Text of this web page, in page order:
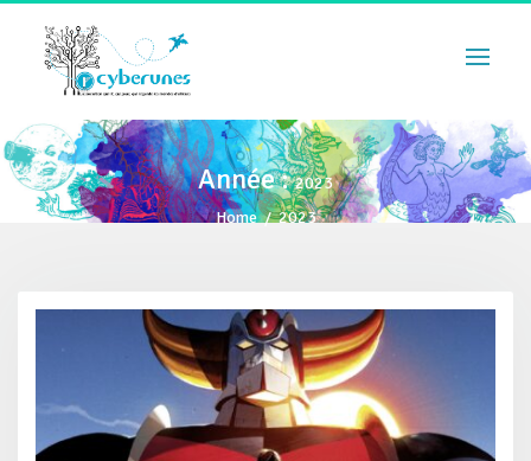
Année :2023
Home/2023